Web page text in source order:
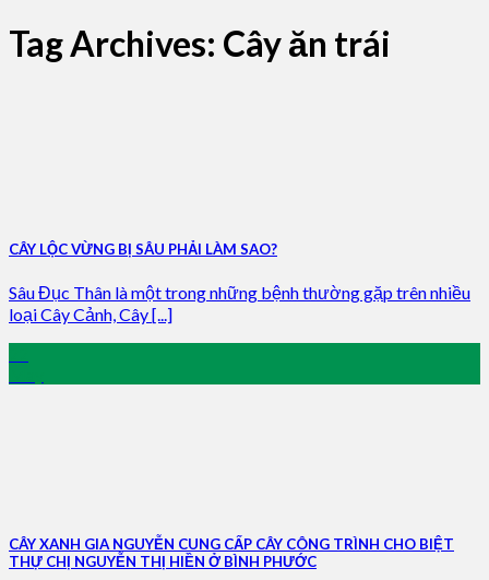
Tag Archives: Cây ăn trái
CÂY LỘC VỪNG BỊ SÂU PHẢI LÀM SAO?
Sâu Đục Thân là một trong những bệnh thường gặp trên nhiều
loại Cây Cảnh, Cây [...]
CÂY XANH GIA NGUYỄN CUNG CẤP CÂY CÔNG TRÌNH CHO BIỆT
THỰ CHỊ NGUYỄN THỊ HIỀN Ở BÌNH PHƯỚC